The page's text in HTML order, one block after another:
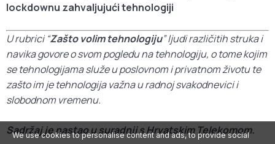
lockdownu zahvaljujući tehnologiji
U rubrici “Zašto volim tehnologiju” ljudi različitih struka i
navika govore o svom pogledu na tehnologiju, o tome kojim
se tehnologijama služe u poslovnom i privatnom životu te
zašto im je tehnologija važna u radnoj svakodnevici i
slobodnom vremenu.
Sadržaj je nastao u suradnji s Hrvatskim Telekomom.
We use cookies to personalise content and ads, to provide social